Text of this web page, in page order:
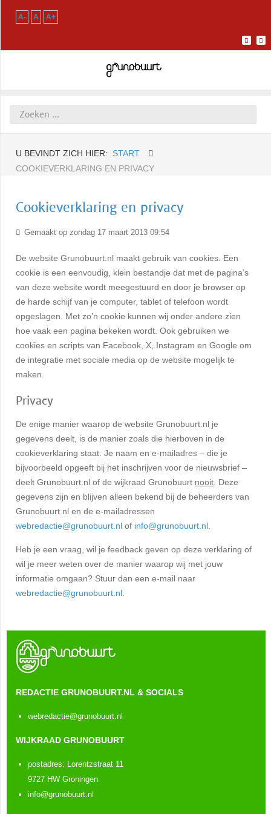
A- A A+
U BEVINDT ZICH HIER: START
COOKIEVERKLARING EN PRIVACY
Cookieverklaring en privacy
Gemaakt op zondag 17 maart 2013 09:54
De website Grunobuurt.nl maakt gebruik van cookies. Een
cookie is een eenvoudig, klein bestandje dat met de pagina’s
van deze website wordt meegestuurd en door je browser op
de harde schijf van je computer, tablet of telefoon wordt
opgeslagen. Met zo’n cookie kunnen wij onder andere zien
hoe vaak een pagina bekeken wordt. Ook gebruiken we
cookies en scripts van Facebook, X, Instagram en Google om
de integratie met sociale media op de website mogelijk te
maken.
Privacy
De enige manier waarop de website Grunobuurt.nl je
gegevens deelt, is de manier zoals die hierboven in de
cookieverklaring staat. Je naam en e-mailadres – die je
bijvoorbeeld opgeeft bij het inschrijven voor de nieuwsbrief –
deelt Grunobuurt.nl of de wijkraad Grunobuurt nooit . Deze
gegevens zijn en blijven alleen bekend bij de beheerders van
Grunobuurt.nl en de e-mailadressen
webredactie@grunobuurt.nl of info@grunobuurt.nl
Heb je een vraag, wil je feedback geven op deze verklaring of
wil je meer weten over de manier waarop wij met jouw
informatie omgaan? Stuur dan een e-mail naar
webredactie@grunobuurt.nl
REDACTIE GRUNOBUURT.NL & SOCIALS
webredactie@grunobuurt.nl
WIJKRAAD GRUNOBUURT
postadres: Lorentzstraat 11
9727 HW Groningen
info@grunobuurt.nl